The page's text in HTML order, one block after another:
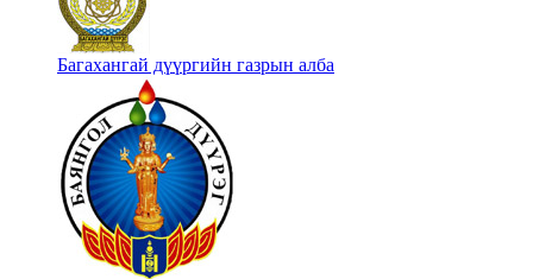
Багахангай дүүргийн газрын алба